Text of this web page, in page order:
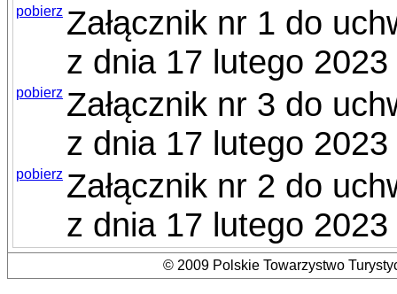
pobierz Załącznik nr 1 do
z dnia 17 lutego 2023
pobierz Załącznik nr 3 do
z dnia 17 lutego 2023
pobierz Załącznik nr 2 do
z dnia 17 lutego 2023
© 2009 Polskie Towarzystwo